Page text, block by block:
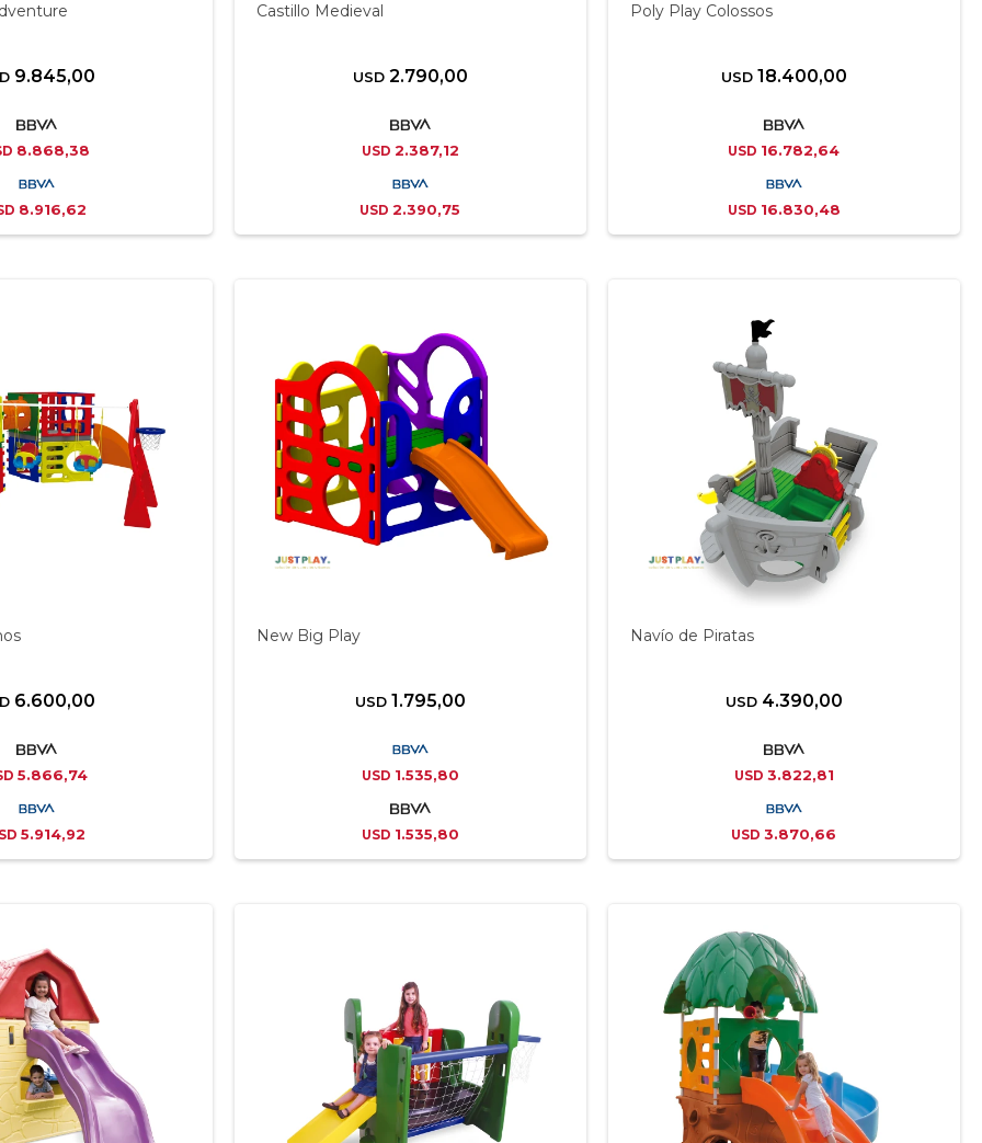
9.845,00
8.868,38
8.916,62
Castillo Medieval
USD 2.790,00
USD 2.387,12
USD 2.390,75
Poly Play Colossos
USD 18.400,00
USD 16.782,64
USD 16.830,48
6.600,00
5.866,74
5.914,92
New Big Play
USD 1.795,00
USD 1.535,80
USD 1.535,80
Navío de Piratas
USD 4.390,00
USD 3.822,81
USD 3.870,66